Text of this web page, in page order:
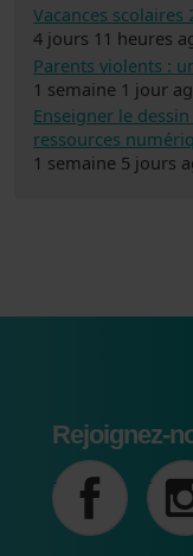
Vacances scolaires
4 jours 11 heures
Parents violents :
1 semaine 1 jour
Enseigner le
ressources
1 semaine 5 jours
Rejoignez-